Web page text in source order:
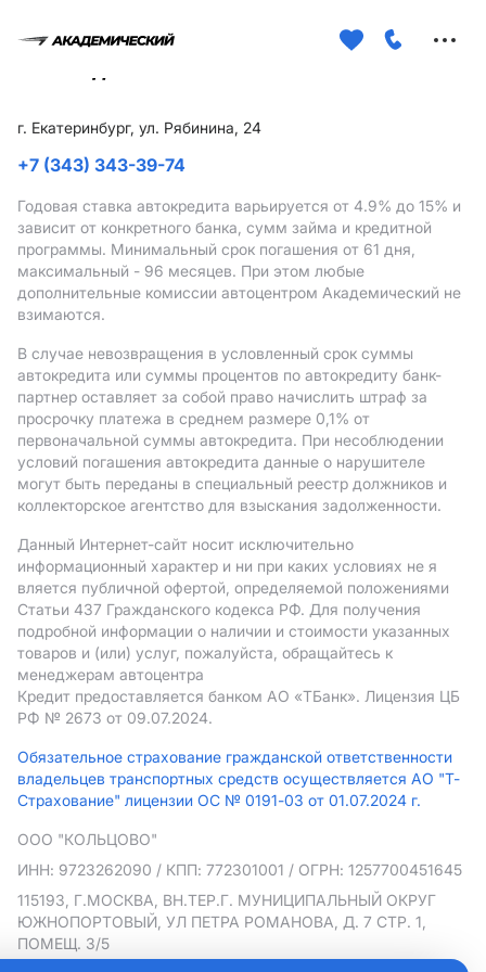
г. Екатеринбург, ул. Рябинина, 24
+7 (343) 343-39-74
Годовая ставка автокредита варьируется от 4.9% до 15% и
зависит от конкретного банка, сумм займа и кредитной
программы. Минимальный срок погашения от 61 дня,
максимальный - 96 месяцев. При этом любые
дополнительные комиссии автоцентром Академический не
взимаются.
В случае невозвращения в условленный срок суммы
автокредита или суммы процентов по автокредиту банк-
партнер оставляет за собой право начислить штраф за
просрочку платежа в среднем размере 0,1% от
первоначальной суммы автокредита. При несоблюдении
условий погашения автокредита данные о нарушителе
могут быть переданы в специальный реестр должников и
коллекторское агентство для взыскания задолженности.
Данный Интернет-сайт носит исключительно
информационный характер и ни при каких условиях не я
вляется публичной офертой, определяемой положениями
Статьи 437 Гражданского кодекса РФ. Для получения
подробной информации о наличии и стоимости указанных
товаров и (или) услуг, пожалуйста, обращайтесь к
менеджерам автоцентра
Кредит предоставляется банком АO «ТБанк». Лицензия ЦБ
РФ № 2673 от 09.07.2024.
Обязательное страхование гражданской ответственности
владельцев транспортных средств осуществляется АО "Т-
Страхование" лицензии ОС № 0191-03 от 01.07.2024 г.
ООО "КОЛЬЦОВО"
ИНН: 9723262090 / КПП: 772301001 / ОГРН: 1257700451645
115193, Г.МОСКВА, ВН.ТЕР.Г. МУНИЦИПАЛЬНЫЙ ОКРУГ
ЮЖНОПОРТОВЫЙ, УЛ ПЕТРА РОМАНОВА, Д. 7 СТР. 1,
ПОМЕЩ. 3/5